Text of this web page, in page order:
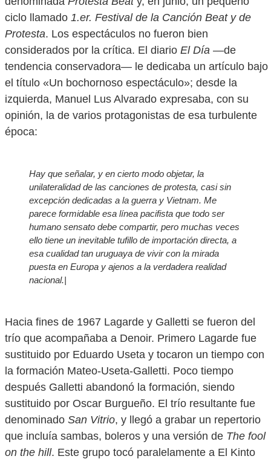
ciclo llamado 1.er. Festival de la Canción Beat y de
Protesta. Los espectáculos no fueron bien
considerados por la crítica. El diario El Día —de
tendencia conservadora— le dedicaba un artículo bajo
el título «Un bochornoso espectáculo»; desde la
izquierda, Manuel Lus Alvarado expresaba, con su
opinión, la de varios protagonistas de esa turbulente
época:
Hay que señalar, y en cierto modo objetar, la
unilateralidad de las canciones de protesta, casi sin
excepción dedicadas a la guerra y Vietnam. Me
parece formidable esa línea pacifista que todo ser
humano sensato debe compartir, pero muchas veces
ello tiene un inevitable tufillo de importación directa, a
esa cualidad tan uruguaya de vivir con la mirada
puesta en Europa y ajenos a la verdadera realidad
nacional.|
Hacia fines de 1967 Lagarde y Galletti se fueron del
trío que acompañaba a Denoir. Primero Lagarde fue
sustituido por Eduardo Useta y tocaron un tiempo con
la formación Mateo-Useta-Galletti. Poco tiempo
después Galletti abandonó la formación, siendo
sustituido por Oscar Burgueño. El trío resultante fue
denominado San Vitrio, y llegó a grabar un repertorio
que incluía sambas, boleros y una versión de The fool
on the hill. Este grupo tocó paralelamente a El Kinto